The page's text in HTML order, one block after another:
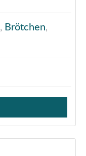
, Brötchen,